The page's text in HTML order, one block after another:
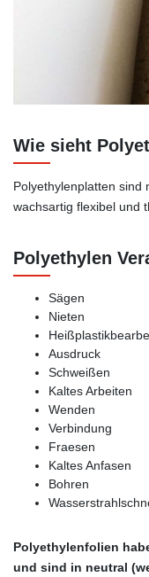
Wie sieht
Polyethylenplatten sind
wachsartig flexibel und
Polyethylen
Sägen
Nieten
Ausdruck
Schweißen
Kaltes Arbeiten
Wenden
Verbindung
Fraesen
Kaltes Anfasen
Bohren
Polyethylenfolien
und sind in neutral